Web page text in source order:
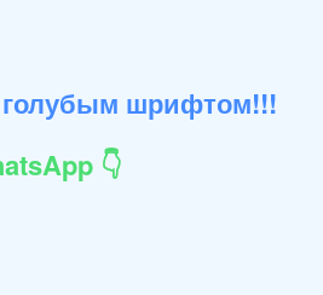
голубым шрифтом!!!
👇